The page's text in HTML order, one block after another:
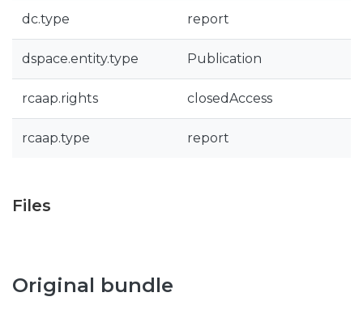
dc.type report
dspace.entity.type Publication
rcaap.rights closedAccess
rcaap.type report
Files
Original bundle